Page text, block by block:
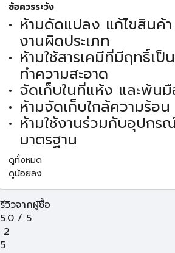
ข้อควรระวัง
ห้ามดัดแปลง แก้ไขสินค้า
งานผิดประเภท
ห้ามใช้สารเคมีที่มีฤทธิ์เป็
ทำความสะอาด
จัดเก็บในที่แห้ง และพ้นมื
ห้ามจัดเก็บใกล้ความร้อน
ห้ามใช้งานร่วมกับอุปกร
มาตรฐาน
ดูทั้งหมด
ดูน้อยลง
รีวิวจากผู้ซื้อ
5.0 / 5
2
5